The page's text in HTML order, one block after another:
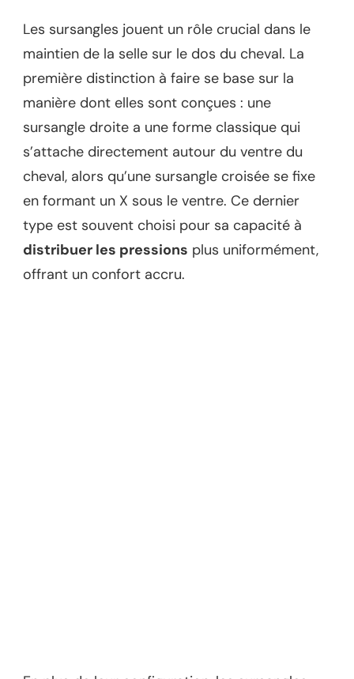
Les sursangles jouent un rôle crucial dans le
maintien de la selle sur le dos du cheval. La
première distinction à faire se base sur la
manière dont elles sont conçues : une
sursangle droite a une forme classique qui
s’attache directement autour du ventre du
cheval, alors qu’une sursangle croisée se fixe
en formant un X sous le ventre. Ce dernier
type est souvent choisi pour sa capacité à
distribuer les pressions plus uniformément,
offrant un confort accru.